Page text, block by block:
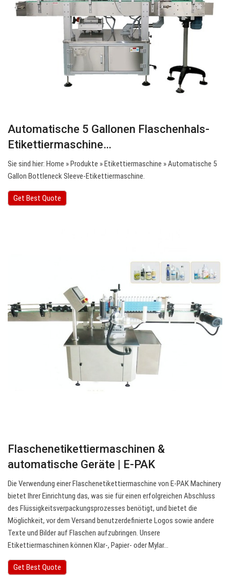
Automatische 5 Gallonen Flaschenhals-
Etikettiermaschine…
Sie sind hier: Home » Produkte » Etikettiermaschine » Automatische 5
Gallon Bottleneck Sleeve-Etikettiermaschine.
Get Best Quote
Flaschenetikettiermaschinen &
automatische Geräte | E-PAK
Die Verwendung einer Flaschenetikettiermaschine von E-PAK Machinery
bietet Ihrer Einrichtung das, was sie für einen erfolgreichen Abschluss
des Flüssigkeitsverpackungsprozesses benötigt, und bietet die
Möglichkeit, vor dem Versand benutzerdefinierte Logos sowie andere
Texte und Bilder auf Flaschen aufzubringen. Unsere
Etikettiermaschinen können Klar-, Papier- oder Mylar…
Get Best Quote